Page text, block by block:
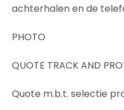
achterhalen en de
PHOTO
QUOTE TRACK AND
Quote m.b.t. selectie